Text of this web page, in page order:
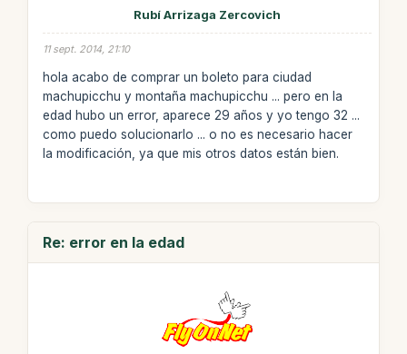
Rubí Arrizaga Zercovich
11 sept. 2014, 21:10
hola acabo de comprar un boleto para ciudad
machupicchu y montaña machupicchu ... pero en la
edad hubo un error, aparece 29 años y yo tengo 32 ...
como puedo solucionarlo ... o no es necesario hacer
la modificación, ya que mis otros datos están bien.
Re: error en la edad